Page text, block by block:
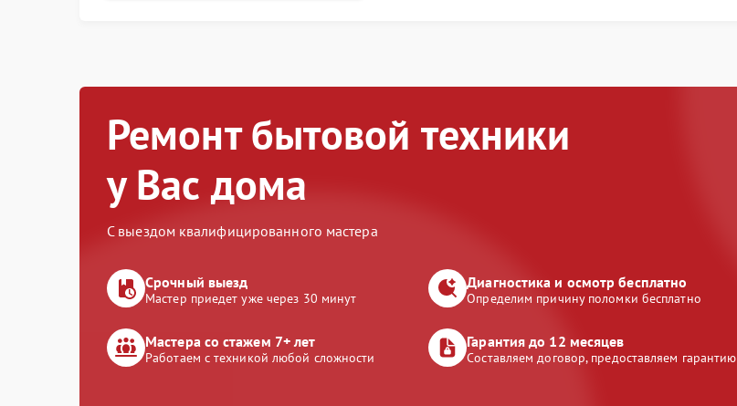
Ремонт бытовой техники
у Вас дома
С выездом квалифицированного мастера
Срочный выезд
Мастер приедет уже через 30 минут
Диагностика и осмотр бесплатно
Определим причину поломки бесплатно
Мастера со стажем 7+ лет
Работаем с техникой любой сложности
Гарантия до 12 месяцев
Составляем договор, предоставляем гарантию